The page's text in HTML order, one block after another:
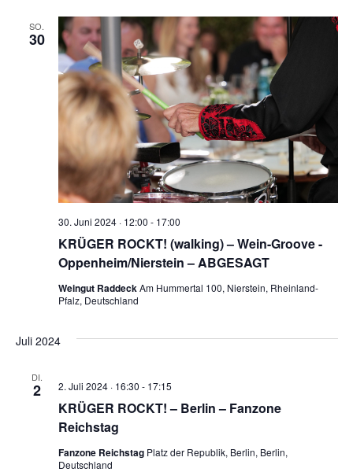
SO.
30
KRÜGER ROCKT! (walking) – Wein-Groove -
Oppenheim/Nierstein – ABGESAGT
30. Juni 2024 · 12:00 - 17:00
Weingut RaddeckAm Hummertal 100, Nierstein, Rheinland-
Pfalz, Deutschland
Juli 2024
DI.
2
KRÜGER ROCKT! – Berlin – Fanzone
Reichstag
2. Juli 2024 · 16:30 - 17:15
Fanzone Reichstag Platz der Republik, Berlin, Berlin,
Deutschland